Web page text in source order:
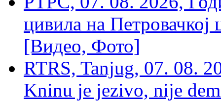
цивила на Петровачкој
[Видео, Фото]
RTRS, Tanjug, 07. 08.
Kninu je jezivo, nije